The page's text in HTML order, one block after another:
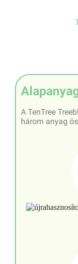
A TenTree
három anyag